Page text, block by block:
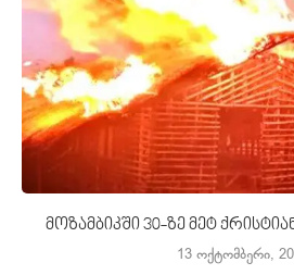
მოზამბიკში 30-ზე მეტ
13 ოქტომბერი,